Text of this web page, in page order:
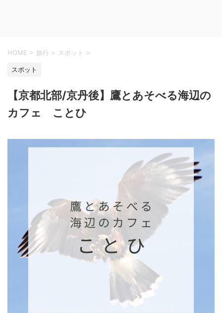
HOME > 旅行 > スポット >
スポット
【京都北部/京丹後】鷹とあそべる海辺の
カフェ ことひ